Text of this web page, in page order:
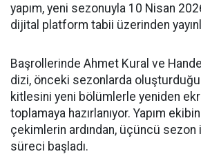
yapım, yeni sezonuyla 10 Nisan
dijital platform tabii üzerinden
Başrollerinde Ahmet Kural ve Hande
dizi, önceki sezonlarda
kitlesini yeni bölümlerle yeniden
toplamaya hazırlanıyor. Yapım
çekimlerin ardından, üçüncü sezon
süreci başladı.